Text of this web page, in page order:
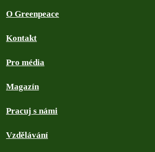
O Greenpeace
Kontakt
Pro média
Magazín
Pracuj s námi
Vzdělávání